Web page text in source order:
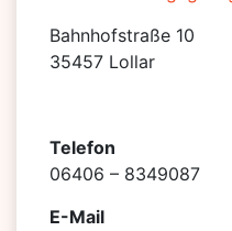
Bahnhofstraße 10
35457 Lollar
Telefon
06406 – 8349087
E-Mail